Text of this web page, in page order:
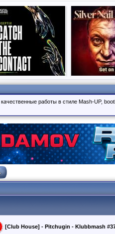
качественные работы в стиле Mash-UP,
[Club House] - Pitchugin - Klubbmash